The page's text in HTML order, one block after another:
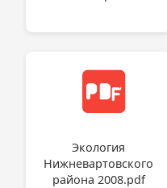
Экология
Нижневартовского
района 2008.pdf